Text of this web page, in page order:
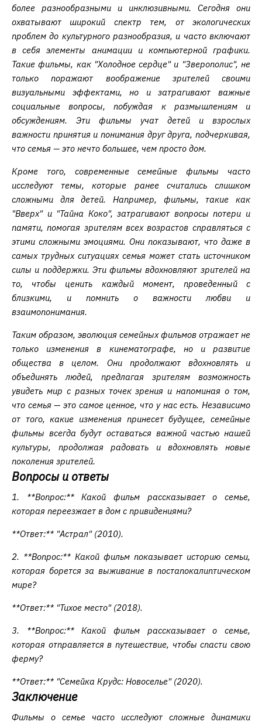
более разнообразными и инклюзивными. Сегодня они
охватывают широкий спектр тем, от экологических
проблем до культурного разнообразия, и часто включают
в себя элементы анимации и компьютерной графики.
Такие фильмы, как "Холодное сердце" и "Зверополис", не
только поражают воображение зрителей своими
визуальными эффектами, но и затрагивают важные
социальные вопросы, побуждая к размышлениям и
обсуждениям. Эти фильмы учат детей и взрослых
важности принятия и понимания друг друга, подчеркивая,
что семья — это нечто большее, чем просто дом.
Кроме того, современные семейные фильмы часто
исследуют темы, которые ранее считались слишком
сложными для детей. Например, фильмы, такие как
"Вверх" и "Тайна Коко", затрагивают вопросы потери и
памяти, помогая зрителям всех возрастов справляться с
этими сложными эмоциями. Они показывают, что даже в
самых трудных ситуациях семья может стать источником
силы и поддержки. Эти фильмы вдохновляют зрителей на
то, чтобы ценить каждый момент, проведенный с
близкими, и помнить о важности любви и
взаимопонимания.
Таким образом, эволюция семейных фильмов отражает не
только изменения в кинематографе, но и развитие
общества в целом. Они продолжают вдохновлять и
объединять людей, предлагая зрителям возможность
увидеть мир с разных точек зрения и напоминая о том,
что семья — это самое ценное, что у нас есть. Независимо
от того, какие изменения принесет будущее, семейные
фильмы всегда будут оставаться важной частью нашей
культуры, продолжая радовать и вдохновлять новые
поколения зрителей.
Вопросы и ответы
1. **Вопрос:** Какой фильм рассказывает о семье,
которая переезжает в дом с привидениями?
**Ответ:** "Астрал" (2010).
2. **Вопрос:** Какой фильм показывает историю семьи,
которая борется за выживание в постапокалиптическом
мире?
**Ответ:** "Тихое место" (2018).
3. **Вопрос:** Какой фильм рассказывает о семье,
которая отправляется в путешествие, чтобы спасти свою
ферму?
**Ответ:** "Семейка Крудс: Новоселье" (2020).
Заключение
Фильмы о семье часто исследуют сложные динамики